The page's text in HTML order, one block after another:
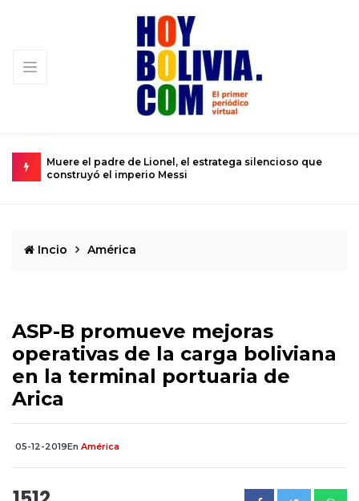
Muere el padre de Lionel, el estratega silencioso que
construyó el imperio Messi
Incio América
ASP-B promueve mejoras
operativas de la carga boliviana
en la terminal portuaria de
Arica
05-12-2019En América